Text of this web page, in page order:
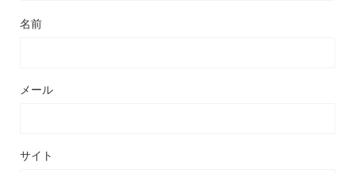
名前
メール
サイト